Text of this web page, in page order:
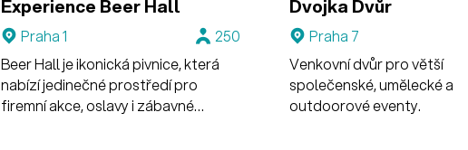
Experience Beer Hall
Praha 1
250
Beer Hall je ikonická pivnice, která
nabízí jedinečné prostředí pro
firemní akce, oslavy i zábavné
Dvojka Dvůr
Praha 7
Venkovní dvůr pro větší
společenské, umělecké a
outdoorové eventy.